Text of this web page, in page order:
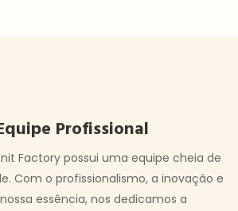
Profissional
Factory possui uma equipe cheia de
Com o profissionalismo, a inovação e
essência, nos dedicamos a